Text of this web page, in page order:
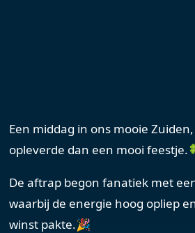
Een middag in ons mooie
opleverde dan een mooi
De aftrap begon fanatiek met
waarbij de energie hoog opliep
winst pakte.🎉